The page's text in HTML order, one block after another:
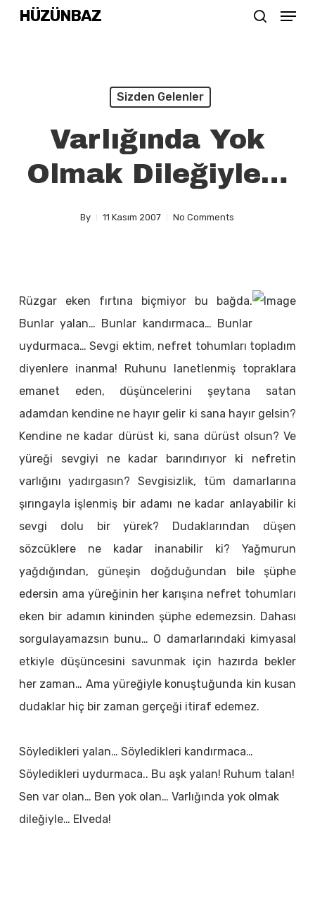
SkipHÜZÜNBAZ Menu
Sizden Gelenler
Varlığında Yok
Olmak Dileğiyle…
By 11 Kasım 2007 No Comments
Rüzgar eken fırtına biçmiyor bu bağda.
Bunlar yalan… Bunlar kandırmaca… Bunlar
uydurmaca… Sevgi ektim, nefret tohumları topladım
diyenlere inanma! Ruhunu lanetlenmiş topraklara
emanet eden, düşüncelerini şeytana satan
adamdan kendine ne hayır gelir ki sana hayır gelsin?
Kendine ne kadar dürüst ki, sana dürüst olsun? Ve
yüreği sevgiyi ne kadar barındırıyor ki nefretin
varlığını yadırgasın? Sevgisizlik, tüm damarlarına
şırıngayla işlenmiş bir adamı ne kadar anlayabilir ki
sevgi dolu bir yürek? Dudaklarından düşen
sözcüklere ne kadar inanabilir ki? Yağmurun
yağdığından, güneşin doğduğundan bile şüphe
edersin ama yüreğinin her karışına nefret tohumları
eken bir adamın kininden şüphe edemezsin. Dahası
sorgulayamazsın bunu… O damarlarındaki kimyasal
etkiyle düşüncesini savunmak için hazırda bekler
her zaman… Ama yüreğiyle konuştuğunda kin kusan
dudaklar hiç bir zaman gerçeği itiraf edemez.
Söyledikleri yalan… Söyledikleri kandırmaca…
Söyledikleri uydurmaca.. Bu aşk yalan! Ruhum talan!
Sen var olan… Ben yok olan… Varlığında yok olmak
dileğiyle… Elveda!